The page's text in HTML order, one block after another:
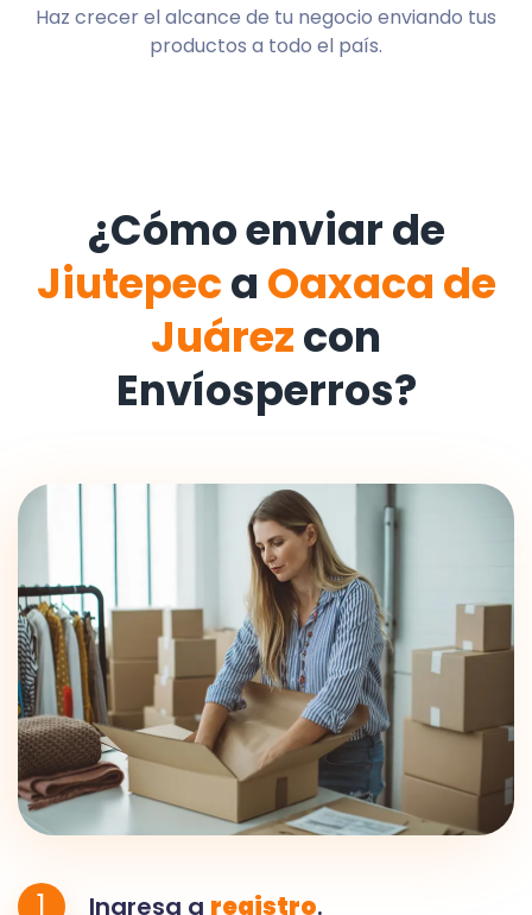
Haz crecer el alcance de tu negocio enviando tus
productos a todo el país.
¿Cómo enviar de
Jiutepeca Oaxaca de
Juárezcon
Envíosperros?
1 Ingresa a registro.